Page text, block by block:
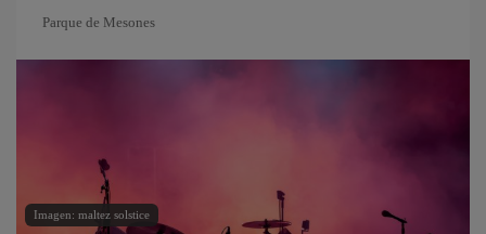
Parque de Mesones
Imagen: maltez solstice